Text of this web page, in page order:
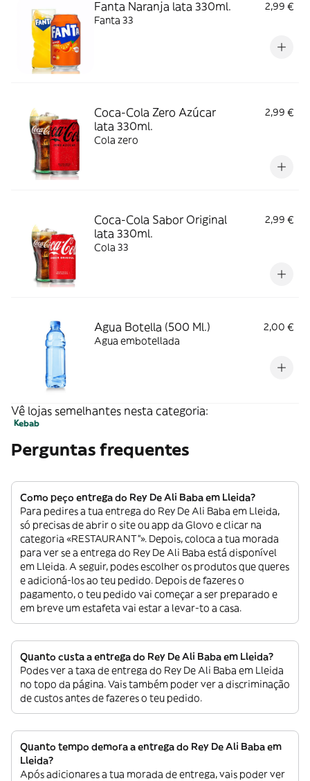
Fanta Naranja lata 330ml.
2,99 €
Fanta 33
Coca-Cola Zero Azúcar
lata 330ml.
2,99 €
Cola zero
Coca-Cola Sabor Original
lata 330ml.
2,99 €
Cola 33
Agua Botella (500 Ml.)
2,00 €
Agua embotellada
Vê lojas semelhantes nesta categoria:
Kebab
Perguntas frequentes
Como peço entrega do Rey De Ali Baba em Lleida?
Para pedires a tua entrega do Rey De Ali Baba em Lleida,
só precisas de abrir o site ou app da Glovo e clicar na
categoria «RESTAURANT”». Depois, coloca a tua morada
para ver se a entrega do Rey De Ali Baba está disponível
em Lleida. A seguir, podes escolher os produtos que queres
e adicioná-los ao teu pedido. Depois de fazeres o
pagamento, o teu pedido vai começar a ser preparado e
em breve um estafeta vai estar a levar-to a casa.
Quanto custa a entrega do Rey De Ali Baba em Lleida?
Podes ver a taxa de entrega do Rey De Ali Baba em Lleida
no topo da página. Vais também poder ver a discriminação
de custos antes de fazeres o teu pedido.
Quanto tempo demora a entrega do Rey De Ali Baba em
Lleida?
Após adicionares a tua morada de entrega, vais poder ver